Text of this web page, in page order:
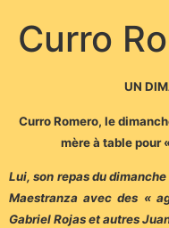
Curro
UN
Curro Romero, le
mère à table pour
Lui, son repas du
Maestranza avec des «
Gabriel Rojas et autres